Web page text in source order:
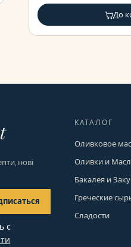
До
нові
с
КАТАЛОГ
Оливковое
Оливки и
Бакалея и
Греческие
Сладости